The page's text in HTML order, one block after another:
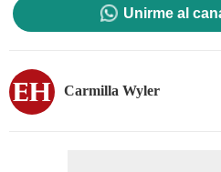
Unirme al
Carmilla Wyler